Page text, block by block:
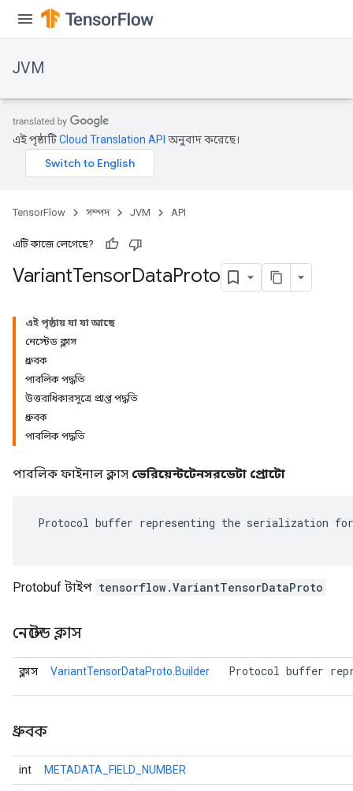
JVM
এই পৃষ্ঠাটিCloud Translation API অনুবাদ করেছে।
TensorFlow সম্পদ JVM API
এটি কাজে লেগেছে?
VariantTensorDataProto
এই পৃষ্ঠায় যা যা আছে
নেস্টেড ক্লাস
ধ্রুবক
পাবলিক পদ্ধতি
উত্তরাধিকারসূত্রে প্রাপ্ত পদ্ধতি
ধ্রুবক
পাবলিক পদ্ধতি
পাবলিক ফাইনাল ক্লাস ভেরিয়েন্টটেনসরডেটা প্রোটো
Protocol buffer representing the serialization
Protobuf টাইপ tensorflow.VariantTensorDataProto
নেস্টেড ক্লাস
ক্লাস VariantTensorDataProto.Builder Protocol buffer
ধ্রুবক
int METADATA_FIELD_NUMBER